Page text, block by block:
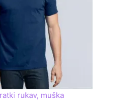
rukav, muška